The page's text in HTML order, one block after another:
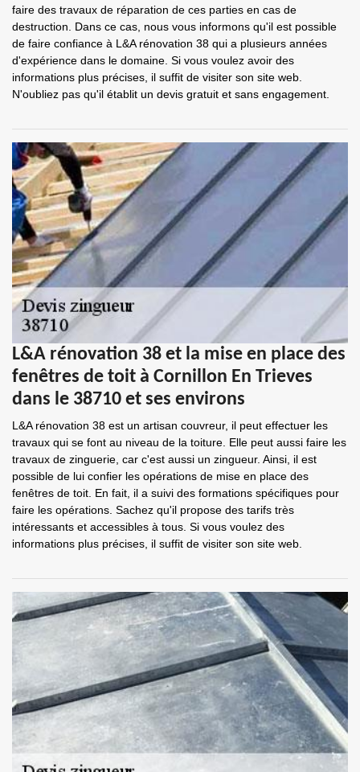
faire des travaux de réparation de ces parties en cas de
destruction. Dans ce cas, nous vous informons qu'il est possible
de faire confiance à L&A rénovation 38 qui a plusieurs années
d'expérience dans le domaine. Si vous voulez avoir des
informations plus précises, il suffit de visiter son site web.
N'oubliez pas qu'il établit un devis gratuit et sans engagement.
L&A rénovation 38 et la mise en place des
fenêtres de toit à Cornillon En Trieves
dans le 38710 et ses environs
L&A rénovation 38 est un artisan couvreur, il peut effectuer les
travaux qui se font au niveau de la toiture. Elle peut aussi faire les
travaux de zinguerie, car c'est aussi un zingueur. Ainsi, il est
possible de lui confier les opérations de mise en place des
fenêtres de toit. En fait, il a suivi des formations spécifiques pour
faire les opérations. Sachez qu'il propose des tarifs très
intéressants et accessibles à tous. Si vous voulez des
informations plus précises, il suffit de visiter son site web.